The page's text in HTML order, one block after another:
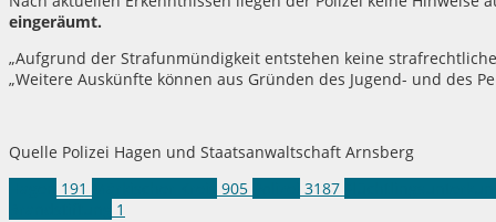
eingeräumt.
„Aufgrund der Strafunmündigkeit entstehen keine
„Weitere Auskünfte können aus Gründen des Jugend- und des
Quelle Polizei Hagen und Staatsanwaltschaft Arnsberg
191 905 3187
1